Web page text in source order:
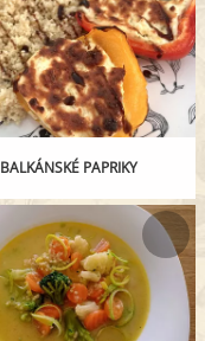
BALKÁNSKÉ PAPRIKY